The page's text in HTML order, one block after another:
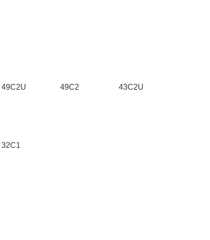
49C2U 49C2 43C2U
32C1